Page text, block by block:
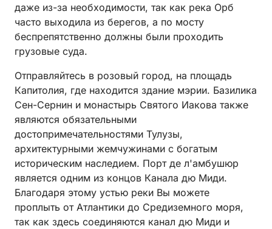
даже из-за необходимости, так как река Орб
часто выходила из берегов, а по мосту
беспрепятственно должны были проходить
грузовые суда.
Отправляйтесь в розовый город, на площадь
Капитолия, где находится здание мэрии. Базилика
Сен-Сернин и монастырь Святого Иакова также
являются обязательными
достопримечательностями Тулузы,
архитектурными жемчужинами с богатым
историческим наследием. Порт де л'амбушюр
является одним из концов Канала дю Миди.
Благодаря этому устью реки Вы можете
проплыть от Атлантики до Средиземного моря,
так как здесь соединяются канал дю Миди и